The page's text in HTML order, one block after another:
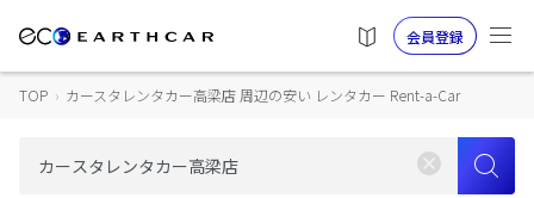
会員登録
TOP › カースタレンタカー高梁店 周辺の安い レンタカー Rent-a-Car